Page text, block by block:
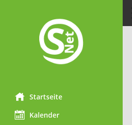
Startseite
Kalender